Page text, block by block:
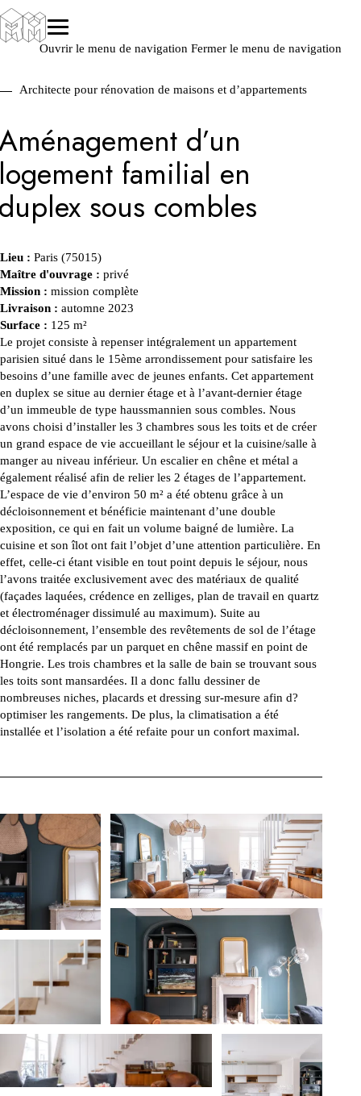
Ouvrir le menu de navigation Fermer le menu de navigation
Architecte pour rénovation de maisons et d’appartements
d’un
familial en
sous combles
Lieu : Paris (75015)
Maître d'ouvrage : privé
Mission : mission complète
Livraison : automne 2023
Surface : 125 m²
Le projet consiste à repenser intégralement un appartement
parisien situé dans le 15ème arrondissement pour satisfaire les
besoins d’une famille avec de jeunes enfants. Cet appartement
en duplex se situe au dernier étage et à l’avant-dernier étage
d’un immeuble de type haussmannien sous combles. Nous
avons choisi d’installer les 3 chambres sous les toits et de créer
un grand espace de vie accueillant le séjour et la cuisine/salle à
manger au niveau inférieur. Un escalier en chêne et métal a
également réalisé afin de relier les 2 étages de l’appartement.
L’espace de vie d’environ 50 m² a été obtenu grâce à un
décloisonnement et bénéficie maintenant d’une double
exposition, ce qui en fait un volume baigné de lumière. La
cuisine et son îlot ont fait l’objet d’une attention particulière. En
effet, celle-ci étant visible en tout point depuis le séjour, nous
l’avons traitée exclusivement avec des matériaux de qualité
(façades laquées, crédence en zelliges, plan de travail en quartz
et électroménager dissimulé au maximum). Suite au
décloisonnement, l’ensemble des revêtements de sol de l’étage
ont été remplacés par un parquet en chêne massif en point de
Hongrie. Les trois chambres et la salle de bain se trouvant sous
les toits sont mansardées. Il a donc fallu dessiner de
nombreuses niches, placards et dressing sur-mesure afin d?
optimiser les rangements. De plus, la climatisation a été
installée et l’isolation a été refaite pour un confort maximal.